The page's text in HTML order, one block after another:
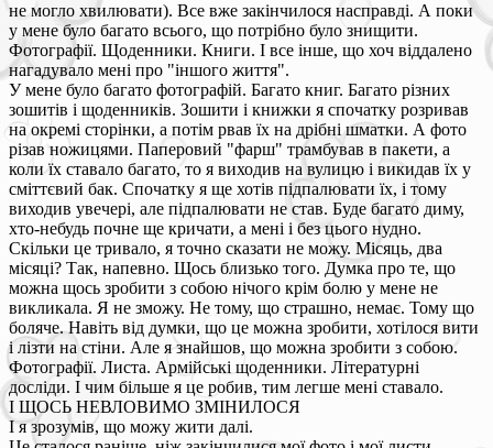
не могло хвилювати). Все вже закінчилося насправді. А поки
у мене було багато всього, що потрібно було знищити.
Фотографії. Щоденники. Книги. І все інше, що хоч віддалено
нагадувало мені про "іншого життя".
У мене було багато фотографій. Багато книг. Багато різних
зошитів і щоденників. Зошити і книжки я спочатку розривав
на окремі сторінки, а потім рвав їх на дрібні шматки. А фото
різав ножицями. Паперовий "фарш" трамбував в пакети, а
коли їх ставало багато, то я виходив на вулицю і викидав їх у
сміттєвий бак. Спочатку я ще хотів підпалювати їх, і тому
виходив увечері, але підпалювати не став. Буде багато диму,
хто-небудь почне ще кричати, а мені і без цього нудно.
Скільки це тривало, я точно сказати не можу. Місяць, два
місяці? Так, напевно. Щось близько того. Думка про те, що
можна щось зробити з собою нічого крім болю у мене не
викликала. Я не зможу. Не тому, що страшно, немає. Тому що
боляче. Навіть від думки, що це можна зробити, хотілося вити
і лізти на стіни. Але я знайшов, що можна зробити з собою.
Фотографії. Листа. Армійські щоденники. Літературні
досліди. І чим більше я це робив, тим легше мені ставало.
І ЩОСЬ НЕВЛОВИМО ЗМІНИЛОСЯ
І я зрозумів, що можу жити далі.